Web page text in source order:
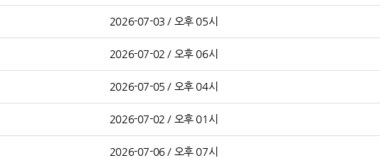
2026-07-03 / 오후 05시
2026-07-02 / 오후 06시
2026-07-05 / 오후 04시
2026-07-02 / 오후 01시
2026-07-06 / 오후 07시